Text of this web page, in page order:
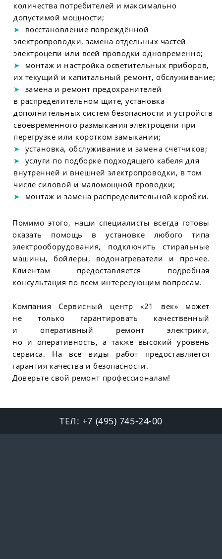
количества потребителей и максимально
допустимой мощности;
восстановление повреждённой
электропроводки, замена отдельных частей
электроцепи или всей проводки одновременно;
монтаж и настройка осветительных приборов,
их текущий и капитальный ремонт, обслуживание;
замена и ремонт предохранителей
в распределительном щите, установка
дополнительных систем безопасности и устройств
своевременного размыкания электроцепи при
перегрузке или коротком замыкании;
установка, обслуживание и замена счётчиков;
услуги по подборке подходящего кабеля для
внутренней и внешней электропроводки, в том
числе силовой и маломощной проводки;
монтаж и замена распределительной коробки.
Помимо этого, наши специалисты всегда готовы
оказать помощь в установке любого типа
электрооборудования, подключить стиральные
машины, бойлеры, водонагреватели и прочее.
Клиентам предоставляется подробная
консультация по всем интересующим вопросам.
Компания Сервисный центр «21 век» может
не только гарантировать качественный
и оперативный ремонт электрики,
но и оперативность, а также высокий уровень
сервиса. На все виды работ предоставляется
гарантия качества и безопасности.
Доверьте свой ремонт профессионалам!
ТЕЛ: +7 (495) 745-24-00